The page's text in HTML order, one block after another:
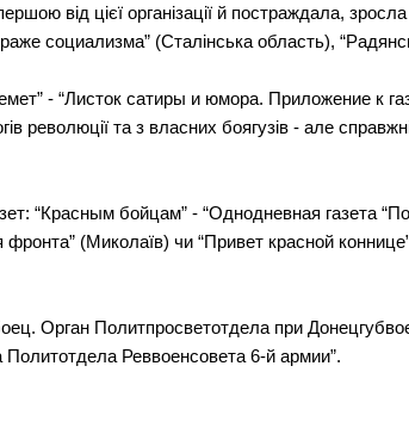
від цієї організації й постраждала, зросла
социализма” (Сталінська область),
- “Листок сатиры и юмора. Приложение к
революції та з власних боягузів - але
“Красным бойцам” - “Однодневная газета
фронта” (Миколаїв) чи “Привет красной
Орган Политпросветотдела при
Реввоенсовета 6-й армии”.